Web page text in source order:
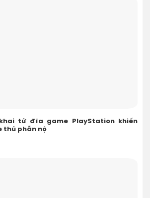
tử đĩa game PlayStation khiến
thủ phẫn nộ